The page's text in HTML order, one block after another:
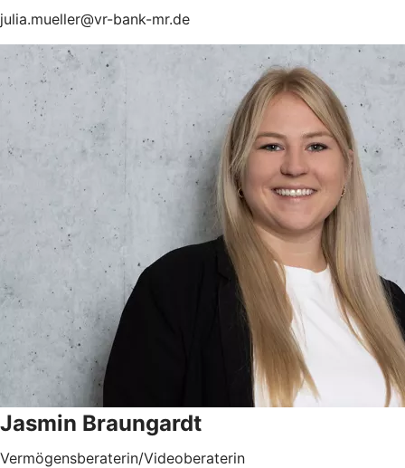
julia.mueller@vr-bank-mr.de
Jasmin Braungardt
Vermögensberaterin/Videoberaterin